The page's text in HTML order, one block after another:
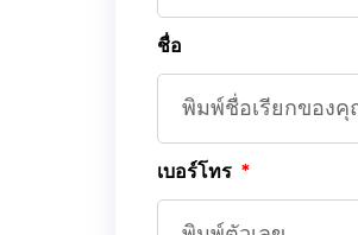
ชื่อ
เบอร์โทร